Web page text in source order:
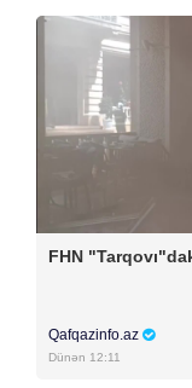
FHN
Qafqazinfo.az
Dünən 12:11